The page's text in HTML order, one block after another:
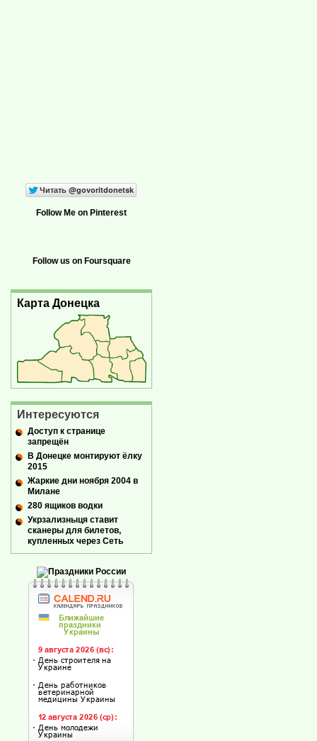
Follow Me on Pinterest
Follow us on Foursquare
Карта Донецка
Интересуются
Доступ к странице
запрещён
В Донецке монтируют ёлку
2015
Жаркие дни ноября 2004 в
Милане
280 ящиков водки
Укрзализныця ставит
сканеры для билетов,
купленных через Сеть